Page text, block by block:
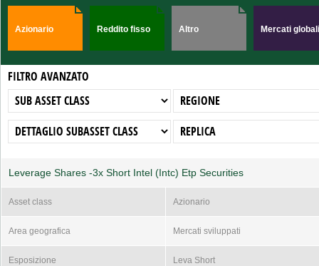
Azionario Reddito fisso Altro Mercati globali
FILTRO AVANZATO
Leverage Shares -3x Short Intel (Intc) Etp Securities
Asset class Azionario
Area geografica Mercati sviluppati
Esposizione Leva Short